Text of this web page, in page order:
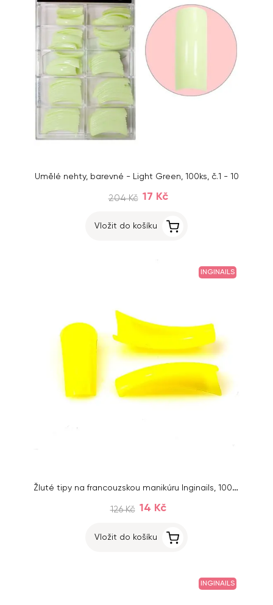
Umělé nehty, barevné - Light Green, 100ks, č.1 - 10
204 Kč 17 Kč
Vložit do košíku
INGINAILS
Žluté tipy na francouzskou manikúru Inginails, 100ks
126 Kč 14 Kč
Vložit do košíku
INGINAILS